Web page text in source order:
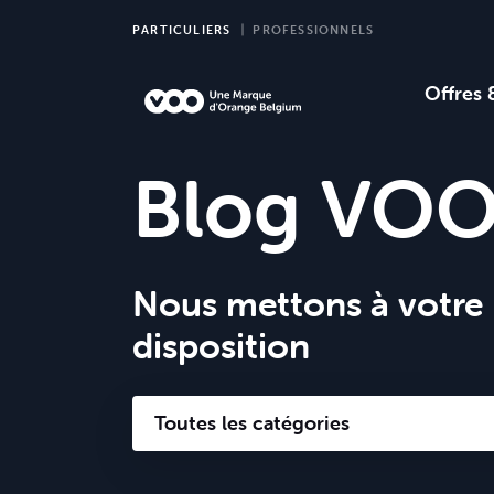
PARTICULIERS PROFESSIONNELS
Offres
Blog
Nous mettons à votre
disposition
Toutes les catégories